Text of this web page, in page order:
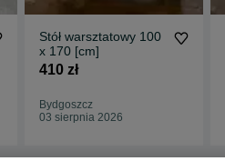
Stół warsztatowy 100
x 170 [cm]
410 zł
Bydgoszcz
03 sierpnia 2026